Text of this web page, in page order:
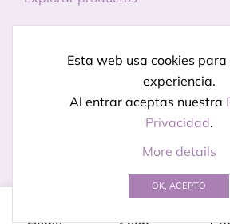
Esta web usa cookies
experiencia.
Al entrar aceptas nuestra
Privacidad.
More details
OK, ACEPTO
Licencias de uso
Política de privacidad
Aviso legal